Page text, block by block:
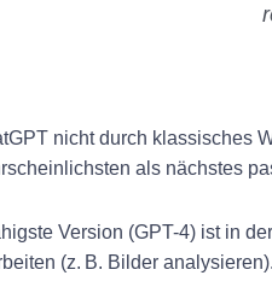
nicht durch klassisches
als nächstes
Version (GPT-4) ist in
(z. B. Bilder analysieren).